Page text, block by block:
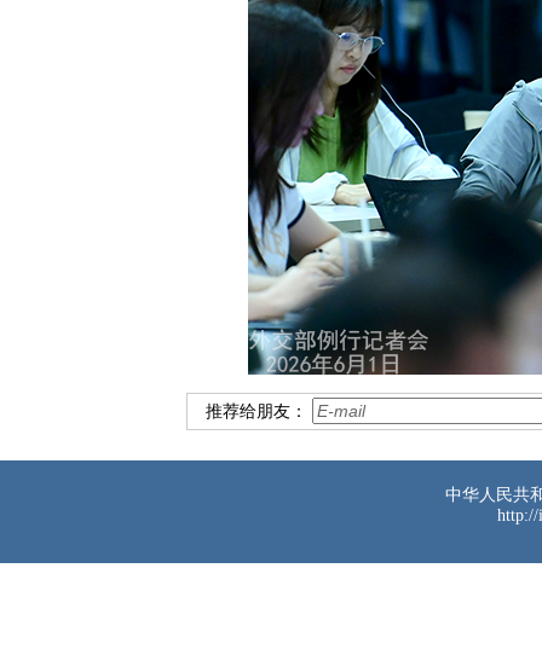
推荐给朋友：
中华人民共
http://